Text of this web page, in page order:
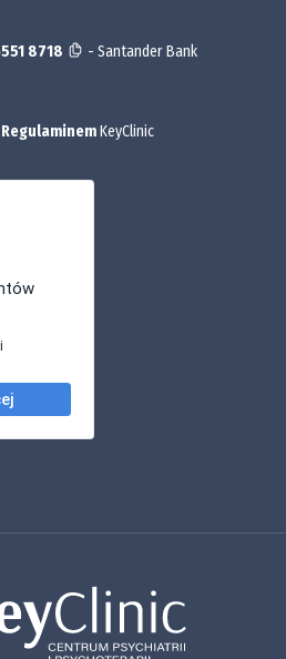
8718
- Santander Bank
RegulaminemKeyClinic